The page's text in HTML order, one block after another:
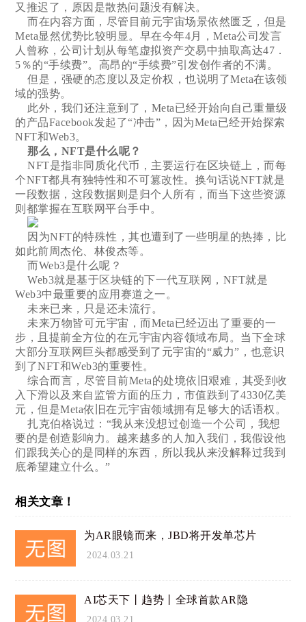
又推迟了，原因是散热问题没有解决。
而在内容方面，尽管目前元宇宙场景依然匮乏，但是
Meta显然优势比较明显。早在今年4月，Meta公司发言
人曾称，公司计划从每笔虚拟资产交易中抽取高达47．
5％的“手续费”。高昂的“手续费”引发创作者的不满。
但是，强硬的态度以及定价权，也说明了Meta在该领
域的强势。
此外，我们还注意到了，Meta已经开始向自己重量级
的产品Facebook发起了“冲击”，因为Meta已经开始探索
NFT和Web3。
那么，NFT是什么呢？
NFT是指非同质化代币，主要运行在区块链上，而每
个NFT都具有独特性和不可篡改性。换句话说NFT就是
一段数据，这段数据则是归个人所有，而当下这些资源
则都掌握在互联网平台手中。
因为NFT的特殊性，其也遭到了一些明星的热捧，比
如此前周杰伦、林俊杰等。
而Web3是什么呢？
Web3就是基于区块链的下一代互联网，NFT就是
Web3中最重要的应用赛道之一。
未来已来，只是还未流行。
未来万物皆可元宇宙，而Meta已经迈出了重要的一
步，且提前全方位的在元宇宙内容领域布局。当下全球
大部分互联网巨头都感受到了元宇宙的“威力”，也意识
到了NFT和Web3的重要性。
综合而言，尽管目前Meta的处境依旧艰难，其受到收
入下滑以及来自监管方面的压力，市值跌到了4330亿美
元，但是Meta依旧在元宇宙领域拥有足够大的话语权。
扎克伯格说过：“我从来没想过创造一个公司，我想
要的是创造影响力。越来越多的人加入我们，我假设他
们跟我关心的是同样的东西，所以我从来没解释过我到
底希望建立什么。”
相关文章！
为AR眼镜而来，JBD将开发单芯片
2024.03.21
AI芯天下丨趋势丨全球首款AR隐
2024.03.21